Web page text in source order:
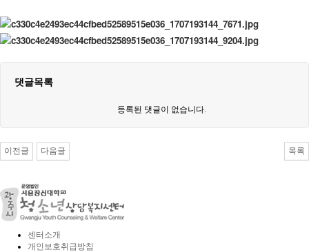
댓글목록
등록된 댓글이 없습니다.
이전글 다음글 목록
센터소개
개인보호취급방침